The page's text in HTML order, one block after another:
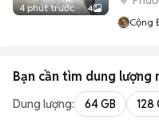
4 phút trước 4
Cộng
Bạn cần tìm dung lượng
Dung lượng: 64 GB 128